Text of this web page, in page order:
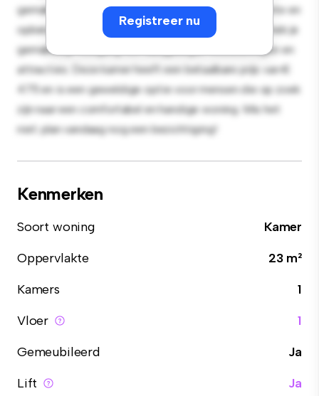
Registreer nu
gemak en biedt een comfortabel bed, een werkruimte en
opbergmogelijkheden. Dankzij de gunstige ligging heb je
gemakkelijk toegang tot nabijgelegen voorzieningen en
attracties. Deze kamer heeft een betaalbare prijs van €
475 en is een geweldige optie voor mensen die op zoek
zijn naar een comfortabel en handige woning. Mis het
niet: plan vandaag nog een bezichtiging!
Kenmerken
Soort woning
Kamer
Oppervlakte
23 m²
Kamers
1
Vloer
1
Gemeubileerd
Ja
Lift
Ja